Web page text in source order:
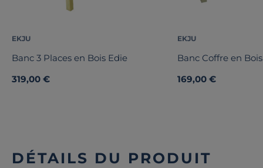
EKJU
Banc 3 Places en Bois Edie
319,00 €
EKJU
Banc Coffre en
169,00 €
DÉTAILS DU PRODUIT